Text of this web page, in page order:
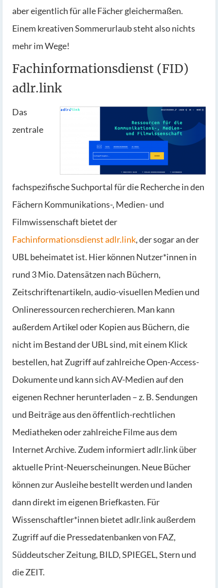
aber eigentlich für alle Fächer gleichermaßen.
Einem kreativen Sommerurlaub steht also nichts
mehr im Wege!
Fachinformationsdienst (FID)
adlr.link
Das
zentrale
fachspezifische Suchportal für die Recherche in den
Fächern Kommunikations-, Medien- und
Filmwissenschaft bietet der
Fachinformationsdienst adlr.link, der sogar an der
UBL beheimatet ist. Hier können Nutzer*innen in
rund 3 Mio. Datensätzen nach Büchern,
Zeitschriftenartikeln, audio-visuellen Medien und
Onlineressourcen recherchieren. Man kann
außerdem Artikel oder Kopien aus Büchern, die
nicht im Bestand der UBL sind, mit einem Klick
bestellen, hat Zugriff auf zahlreiche Open-Access-
Dokumente und kann sich AV-Medien auf den
eigenen Rechner herunterladen – z. B. Sendungen
und Beiträge aus den öffentlich-rechtlichen
Mediatheken oder zahlreiche Filme aus dem
Internet Archive. Zudem informiert adlr.link über
aktuelle Print-Neuerscheinungen. Neue Bücher
können zur Ausleihe bestellt werden und landen
dann direkt im eigenen Briefkasten. Für
Wissenschaftler*innen bietet adlr.link außerdem
Zugriff auf die Pressedatenbanken von FAZ,
Süddeutscher Zeitung, BILD, SPIEGEL, Stern und
die ZEIT.